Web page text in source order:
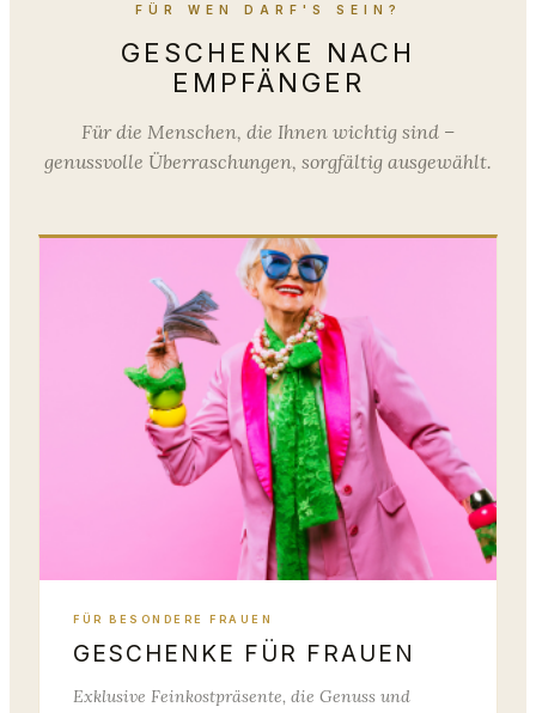
FÜR WEN DARF'S SEIN?
GESCHENKE NACH
EMPFÄNGER
Für die Menschen, die Ihnen wichtig sind –
genussvolle Überraschungen, sorgfältig ausgewählt.
FÜR BESONDERE FRAUEN
GESCHENKE FÜR FRAUEN
Exklusive Feinkostpräsente, die Genuss und